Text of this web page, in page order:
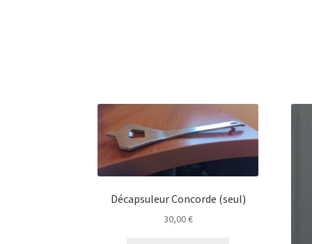
Décapsuleur Concorde (seul)
30,00€